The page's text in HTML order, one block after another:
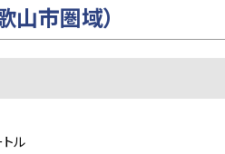
山市圏域）
ル